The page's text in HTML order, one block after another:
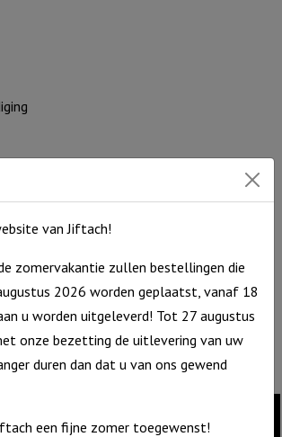
van Jiftach!
zomervakantie zullen bestellingen die
2026 worden geplaatst, vanaf 18
u worden uitgeleverd! Tot 27 augustus
onze bezetting de uitlevering van uw
duren dan dat u van ons gewend
een fijne zomer toegewenst!